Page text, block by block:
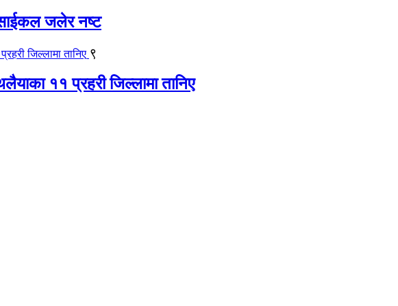
जलेर नष्ट
९
११ प्रहरी जिल्लामा तानिए